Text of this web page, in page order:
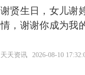
谢贤生日，女儿谢
情，谢谢你成为我
天天资讯 2026-08-10